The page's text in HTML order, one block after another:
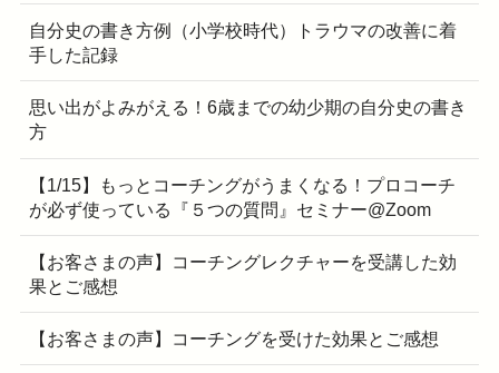
自分史の書き方例（小学校時代）トラウマの改善に着
手した記録
思い出がよみがえる！6歳までの幼少期の自分史の書き
方
【1/15】もっとコーチングがうまくなる！プロコーチ
が必ず使っている『５つの質問』セミナー@Zoom
【お客さまの声】コーチングレクチャーを受講した効
果とご感想
【お客さまの声】コーチングを受けた効果とご感想